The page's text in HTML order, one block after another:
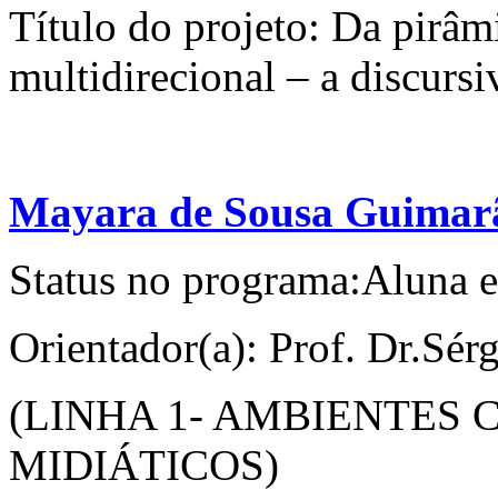
Título do projeto: Da
multidirecional – a
Mayara de Sousa
Status no programa:Aluna
Orientador(a): Prof.
(LINHA 1- AMBIENTES
MIDIÁTICOS)